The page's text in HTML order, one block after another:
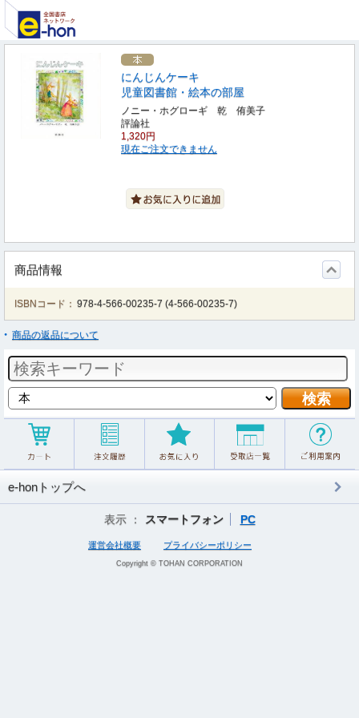
にんじんケーキ
児童図書館・絵本の部屋
ノニー・ホグローギ 乾 侑美子
評論社
1,320円
現在ご注文できません
商品情報
ISBNコード： 978-4-566-00235-7 (4-566-00235-7)
商品の返品について
e-honトップへ
表示 ： スマートフォン PC
運営会社概要 プライバシーポリシー
Copyright © TOHAN CORPORATION